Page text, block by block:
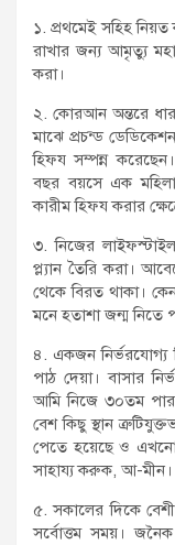
১. প্রথমেই সহিহ
রাখার জন্য আমৃত্যু
করা।
২. কোরআন অন্তরে
মাঝে প্রচন্ড
হিফয সম্পন্ন
বছর বয়সে এক
কারীম হিফয করার
৩. নিজের
প্ল্যান তৈরি করা।
থেকে বিরত থাকা।
মনে হতাশা জন্ম নিতে
৪. একজন নির্ভরযোগ্য
পাঠ দেয়া। বাসার
আমি নিজে ৩০তম
বেশ কিছু স্থান
পেতে হয়েছে ও এখনো
সাহায্য করুক, আ-মীন।
৫. সকালের দিকে
সর্বোত্তম সময়।